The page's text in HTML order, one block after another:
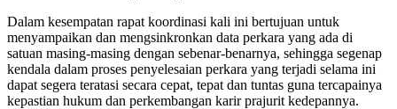
Dalam kesempatan rapat koordinasi kali ini bertujuan untuk
menyampaikan dan mengsinkronkan data perkara yang ada di
satuan masing-masing dengan sebenar-benarnya, sehingga segenap
kendala dalam proses penyelesaian perkara yang terjadi selama ini
dapat segera teratasi secara cepat, tepat dan tuntas guna tercapainya
kepastian hukum dan perkembangan karir prajurit kedepannya.